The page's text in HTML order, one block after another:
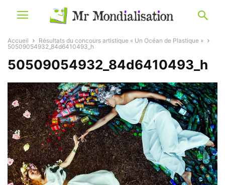
Accueil
Résultats du concours artistique « Un Océan de Plastique »
50509054932_84d6410493_h
50509054932_84d6410493_h